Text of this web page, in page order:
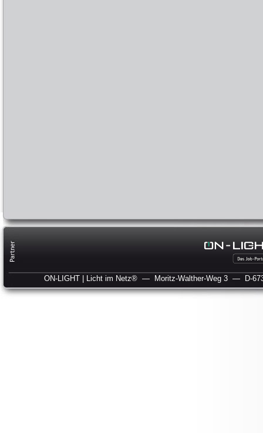
ON-LIGHT | Licht im Netz® — Moritz-Walther-Weg 3 — D-